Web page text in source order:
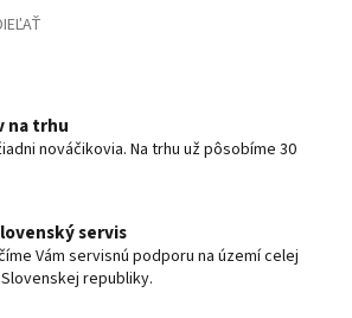
na trhu
nováčikovia. Na trhu už pôsobíme 30
servis
Vám servisnú podporu na území celej
republiky.